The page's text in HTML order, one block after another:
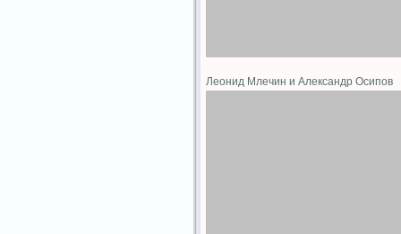
Леонид Млечин и Александр Осипов